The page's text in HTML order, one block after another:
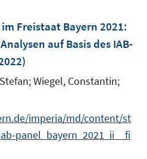
Freistaat Bayern 2021:
auf Basis des IAB-
Wiegel, Constantin;
imperia/md/content/st
panel_bayern_2021_ii__fi